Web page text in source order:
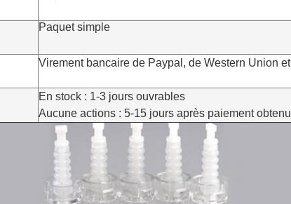
Paquet simple
Virement bancaire de Paypal, de Western Union et
En stock : 1-3 jours ouvrables
Aucune actions : 5-15 jours après paiement obtenu